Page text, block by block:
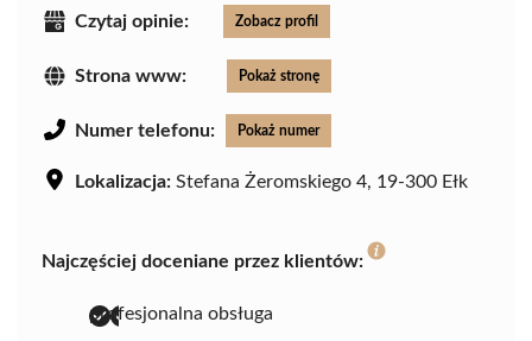
Czytaj opinie: Zobacz profil
Strona www: Pokaż stronę
Numer telefonu: Pokaż numer
Lokalizacja: Stefana Żeromskiego 4, 19-300 Ełk
Najczęściej doceniane przez klientów:
profesjonalna obsługa